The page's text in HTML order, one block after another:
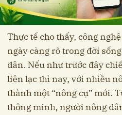
Thực tế cho thấy, công
ngày càng rõ trong đời
dân. Nếu như trước đây
liên lạc thì nay, với nhiều
thành một “nông cụ” mới.
thông minh, người nông